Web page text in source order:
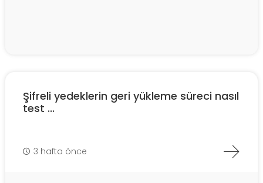
Şifreli yedeklerin geri yükleme süreci nasıl
test ...
3 hafta önce